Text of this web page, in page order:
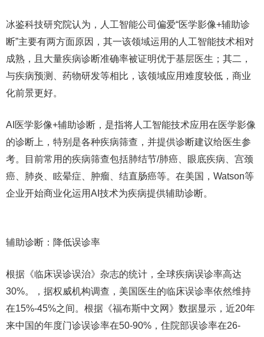
冰鉴科技研究院认为，人工智能公司偏爱“医学影像+辅助诊
断”主要有两方面原因，其一该领域运用的人工智能技术相对
成熟，且大量疾病诊断准确率被证明优于基层医生；其二，
与疾病预测、药物研发等相比，该领域应用难度较低，商业
化前景更好。
AI医学影像+辅助诊断，是指将人工智能技术应用在医学影像
的诊断上，特别是各种疾病筛查，并提供诊断建议给医生参
考。目前常用的疾病筛查包括肺结节/肺癌、眼底疾病、宫颈
癌、肺炎、眩晕症、肿瘤、结直肠癌等。在美国，Watson等
企业开始商业化运用AI技术为疾病提供辅助诊断。
辅助诊断：降低误诊率
根据《临床误诊误治》杂志的统计，全球疾病误诊率高达
30%。，据权威机构调查，美国医生的临床误诊率依然维持
在15%-45%之间。根据《福布斯中文网》数据显示，近20年
来中国的年度门诊误诊率在50-90%，住院部误诊率在26-